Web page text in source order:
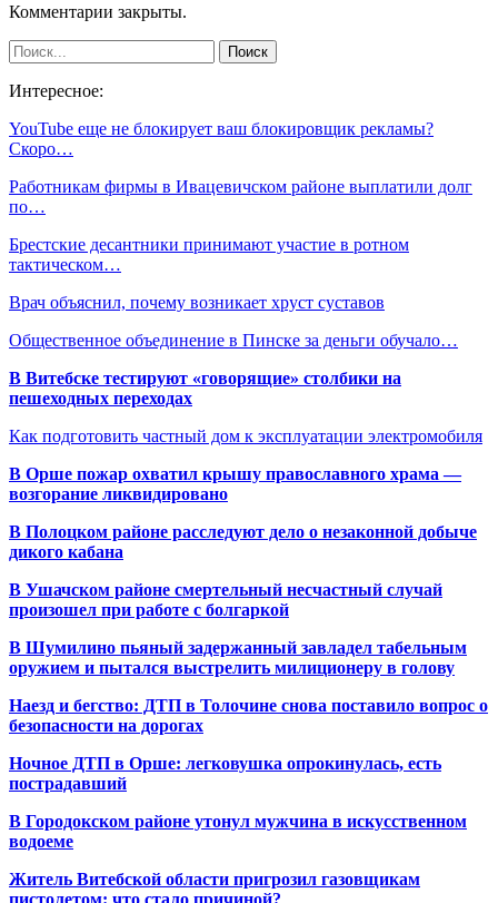
Комментарии закрыты.
Интересное:
YouTube еще не блокирует ваш блокировщик рекламы?
Скоро…
Работникам фирмы в Ивацевичском районе выплатили долг
по…
Брестские десантники принимают участие в ротном
тактическом…
Врач объяснил, почему возникает хруст суставов
Общественное объединение в Пинске за деньги обучало…
В Витебске тестируют «говорящие» столбики на
пешеходных переходах
Как подготовить частный дом к эксплуатации электромобиля
В Орше пожар охватил крышу православного храма —
возгорание ликвидировано
В Полоцком районе расследуют дело о незаконной добыче
дикого кабана
В Ушачском районе смертельный несчастный случай
произошел при работе с болгаркой
В Шумилино пьяный задержанный завладел табельным
оружием и пытался выстрелить милиционеру в голову
Наезд и бегство: ДТП в Толочине снова поставило вопрос о
безопасности на дорогах
Ночное ДТП в Орше: легковушка опрокинулась, есть
пострадавший
В Городокском районе утонул мужчина в искусственном
водоеме
Житель Витебской области пригрозил газовщикам
пистолетом: что стало причиной?